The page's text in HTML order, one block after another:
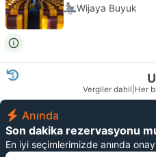
Wijaya Buyuk
Vergiler dahil Her
Anında
Son dakika rezervasyonu
En iyi seçimlerimizde anında onay